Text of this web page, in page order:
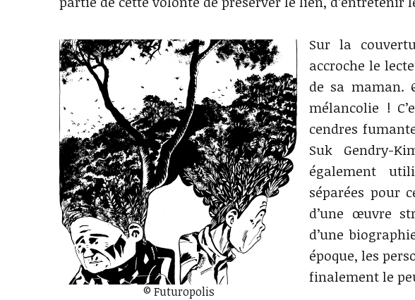
© Futuropolis
Sur la
accroche le
de sa maman.
mélancolie !
cendres
Suk Gendry-
également
séparées pour
d’une œuvre
d’une
époque, les
finalement le